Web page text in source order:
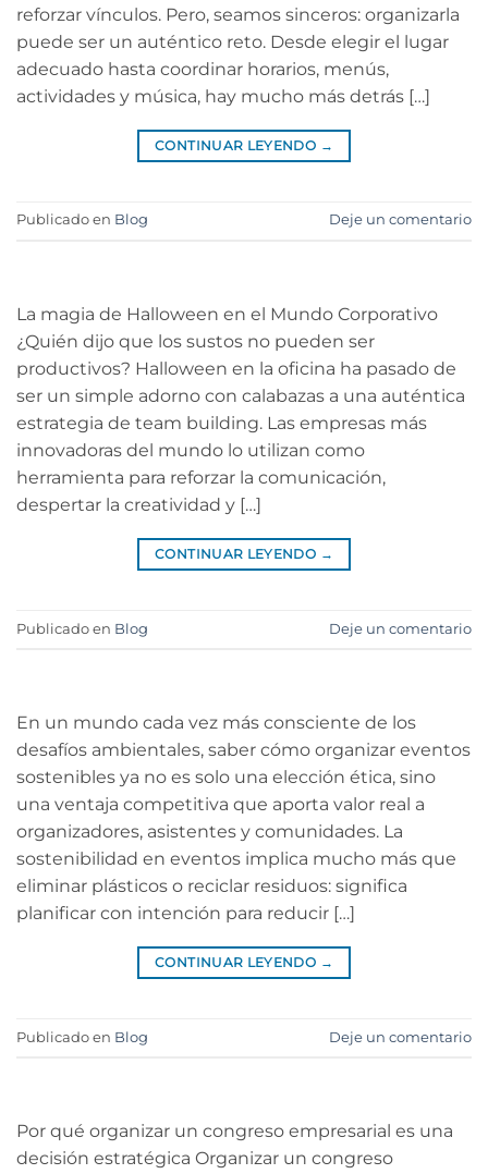
reforzar vínculos. Pero, seamos sinceros: organizarla
puede ser un auténtico reto. Desde elegir el lugar
adecuado hasta coordinar horarios, menús,
actividades y música, hay mucho más detrás […]
CONTINUAR LEYENDO →
Publicado en Blog Deje un comentario
La magia de Halloween en el Mundo Corporativo
¿Quién dijo que los sustos no pueden ser
productivos? Halloween en la oficina ha pasado de
ser un simple adorno con calabazas a una auténtica
estrategia de team building. Las empresas más
innovadoras del mundo lo utilizan como
herramienta para reforzar la comunicación,
despertar la creatividad y […]
CONTINUAR LEYENDO →
Publicado en Blog Deje un comentario
En un mundo cada vez más consciente de los
desafíos ambientales, saber cómo organizar eventos
sostenibles ya no es solo una elección ética, sino
una ventaja competitiva que aporta valor real a
organizadores, asistentes y comunidades. La
sostenibilidad en eventos implica mucho más que
eliminar plásticos o reciclar residuos: significa
planificar con intención para reducir […]
CONTINUAR LEYENDO →
Publicado en Blog Deje un comentario
Por qué organizar un congreso empresarial es una
decisión estratégica Organizar un congreso